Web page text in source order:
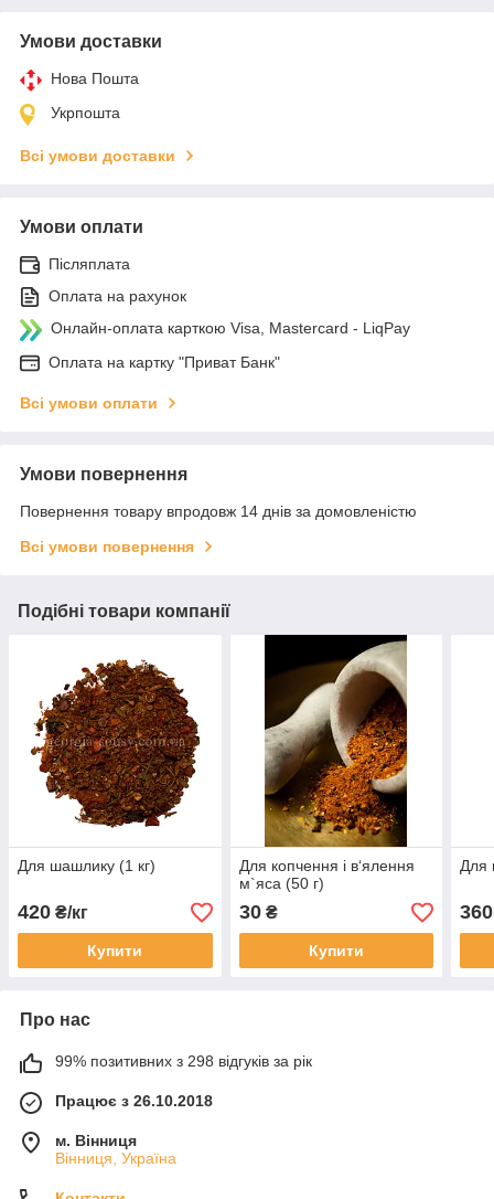
Умови доставки
Нова Пошта
Укрпошта
Всі умови доставки
Умови оплати
Післяплата
Оплата на рахунок
Онлайн-оплата карткою Visa, Mastercard - LiqPay
Оплата на картку "Приват Банк"
Всі умови оплати
Умови повернення
Повернення товару впродовж 14 днів за домовленістю
Всі умови повернення
Подібні товари компанії
Для шашлику (1 кг)
420 ₴/кг
Купити
Для копчення і в‘ялення
м`яса (50 г)
30₴
Купити
Для
360
Про нас
99% позитивних з 298 відгуків за рік
Працює з 26.10.2018
м. Вінниця
Вінниця, Україна